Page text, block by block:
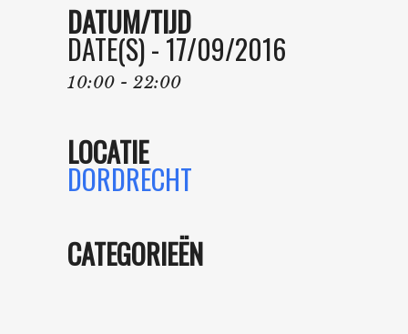
DATUM/TIJD
DATE(S) - 17/09/2016
10:00 - 22:00
LOCATIE
DORDRECHT
CATEGORIEËN